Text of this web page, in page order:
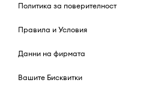
Политика за поверителност
Правила и Условия
Данни на фирмата
Вашите Бисквитки